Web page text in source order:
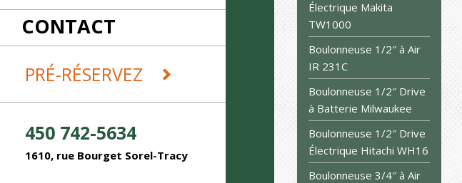
CONTACT
PRÉ-RÉSERVEZ
450 742-5634
1610, rue Bourget Sorel-Tracy
REMORQUES ET DÉMÉNAGEMENT
SABLAGE
Électrique Makita
TW1000
Boulonneuse 1/2″ à Air
IR 231C
Boulonneuse 1/2″ Drive
à Batterie Milwaukee
Boulonneuse 1/2″ Drive
Électrique Hitachi WH16
Boulonneuse 3/4″ à Air